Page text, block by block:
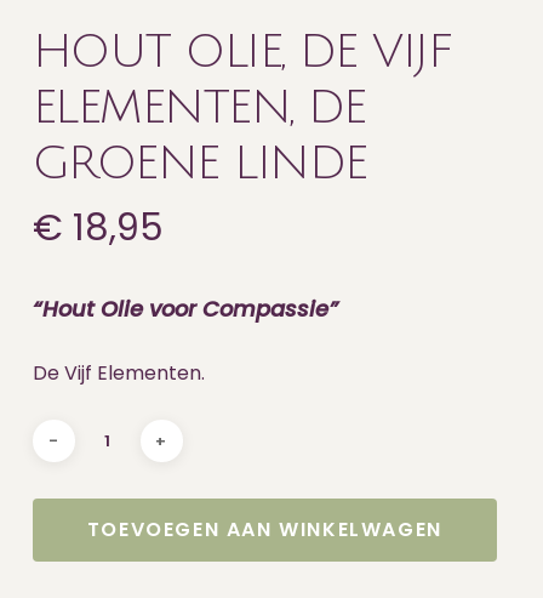
HOUT OLIE, DE VIJF
ELEMENTEN, DE
GROENE LINDE
€ 18,95
“Hout Olie voor Compassie”
De Vijf Elementen.
TOEVOEGEN AAN WINKELWAGEN